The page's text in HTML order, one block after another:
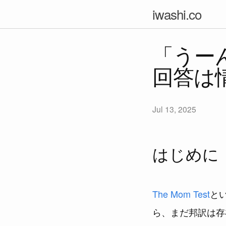
iwashi.co
「う
回答は
Jul 13, 2025
はじめに
The Mom Testと
ら、まだ邦訳は